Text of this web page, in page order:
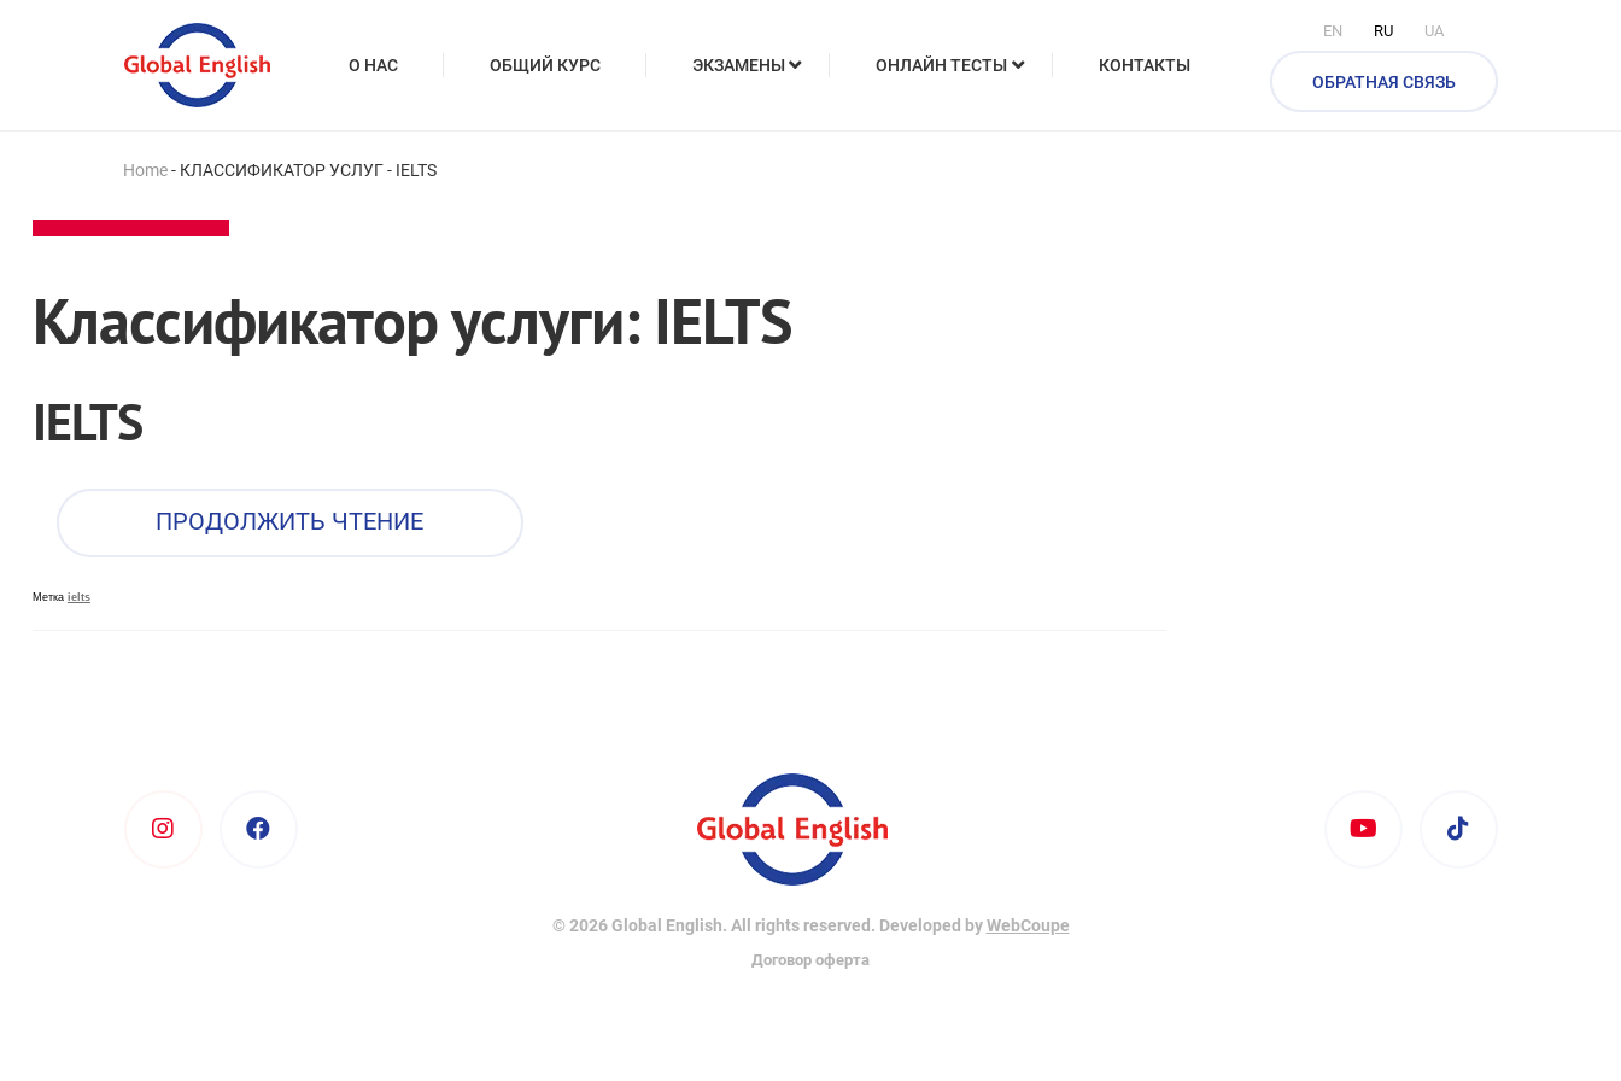
О НАС ОБЩИЙ КУРС ЭКЗАМЕНЫ ОНЛАЙН ТЕСТЫ КОНТАКТЫ
EN RU UA
ОБРАТНАЯ СВЯЗЬ
Home- КЛАССИФИКАТОР УСЛУГ- IELTS
Классификатор услуги: IELTS
IELTS
ПРОДОЛЖИТЬ ЧТЕНИЕ
Метка ielts
© 2026 Global English. All rights reserved. Developed byWebCoupe
Договор оферта